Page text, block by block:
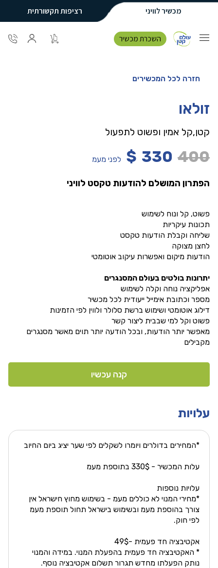
מכשיר לוויני רציפות תקשורתית
השכרת מכשיר
חזרה לכל המכשירים
זולאו
קטן,קל אמין ופשוט לתפעול
400
330
$ לפני מעמ
הפתרון המושלם להודעות טקסט לוויני
פשוט, קל ונוח לשימוש
תכונות עיקריות
שליחה וקבלת הודעות טקסט
לחצן מצוקה
הודעות מיקום ואפשרות עיקוב אוטומטי
יתרונות בולטים בעולם המסנגרים
אפליקציה נוחה וקלה לשימוש
מספר וכתובת אימייל ייעודית לכל מכשיר
דילוג אוטומטי ושימוש ברשת סלולר ולווין לפי הזמינות
פשוט וקל למי שבבית ליצור קשר
מאפשר יותר הודעות, ובכל הודעה יותר תוים מאשר מסנגרים
מקבילים
קנה עכשיו
עלויות
*המחירים בדולרים ויומרו לשקלים לפי שער יציג ביום החיוב
עלות המכשיר - 330$ בתוספת מעמ
עלויות נוספות
*מחירי המנוי לא כוללים מעמ - בשימוש מחוץ חישראל אין
צורך בהוספת מעמ ובשימוש בישראל תחול תוספת מעמ
לפי חוק.
אקטיבציה חד פעמית -49$
* האקטיבציה חד פעמית בהפעלת המנוי. במידה והמנוי
נותק הפעלתו מחדש תגרור תשלום אקטיבציה נוסף.